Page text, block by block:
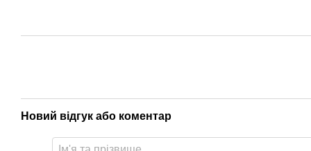
Новий відгук або коментар